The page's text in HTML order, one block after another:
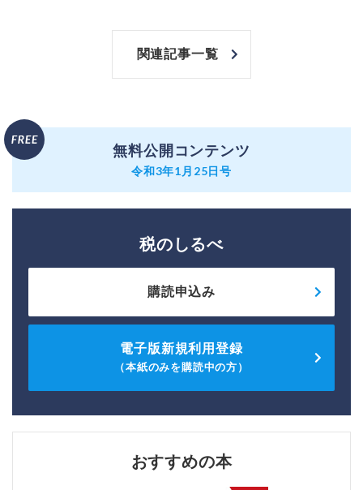
関連記事一覧
無料公開コンテンツ
令和3年1月25日号
税のしるべ
購読申込み
電子版新規利用登録
（本紙のみを購読中の方）
おすすめの本